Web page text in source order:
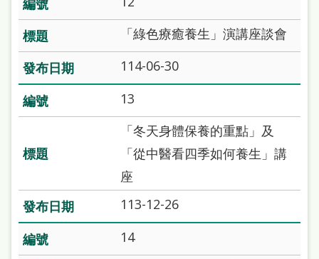
著
作
權
侵
權
理
聯
絡
「綠色療癒養生」演講座談會
114-06-30
13
「冬天身體保養的重點」及
「從中醫看四季如何養生」講
座
113-12-26
14